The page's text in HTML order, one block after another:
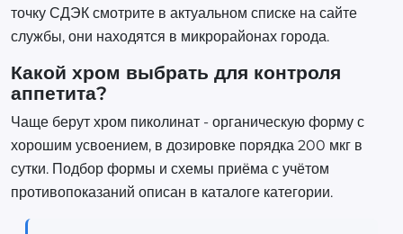
точку СДЭК смотрите в актуальном списке на сайте
службы, они находятся в микрорайонах города.
Какой хром выбрать для контроля
аппетита?
Чаще берут хром пиколинат - органическую форму с
хорошим усвоением, в дозировке порядка 200 мкг в
сутки. Подбор формы и схемы приёма с учётом
противопоказаний описан в каталоге категории.